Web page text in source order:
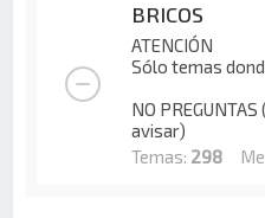
BRICOS
ATENCIÓN
Sólo temas
NO
avisar)
Temas: 298